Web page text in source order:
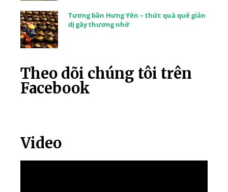
Tương bần Hưng Yên – thức quà quê giản
dị gây thương nhớ
Theo dõi chúng tôi trên
Facebook
Video